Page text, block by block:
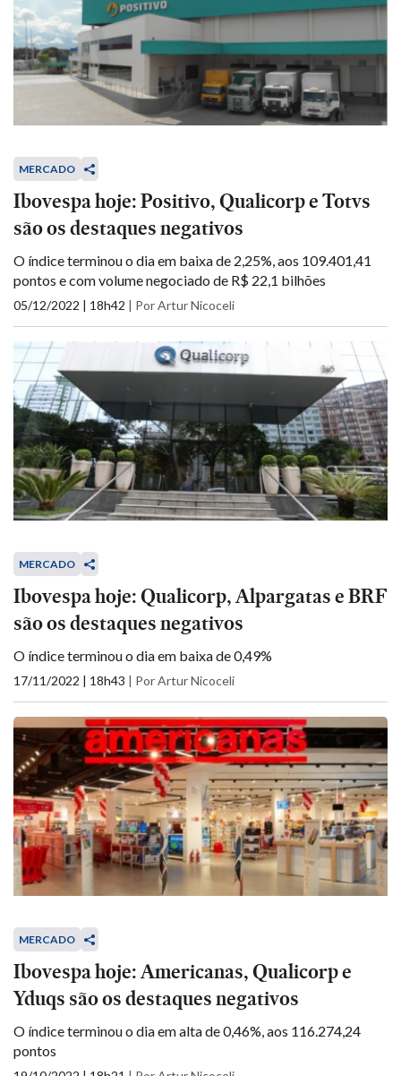
MERCADO
Ibovespa hoje: Positivo, Qualicorp e Totvs
são os destaques negativos
O índice terminou o dia em baixa de 2,25%, aos 109.401,41
pontos e com volume negociado de R$ 22,1 bilhões
05/12/2022 | 18h42 | Por Artur Nicoceli
MERCADO
Ibovespa hoje: Qualicorp, Alpargatas e BRF
são os destaques negativos
O índice terminou o dia em baixa de 0,49%
17/11/2022 | 18h43 | Por Artur Nicoceli
MERCADO
Ibovespa hoje: Americanas, Qualicorp e
Yduqs são os destaques negativos
O índice terminou o dia em alta de 0,46%, aos 116.274,24
pontos